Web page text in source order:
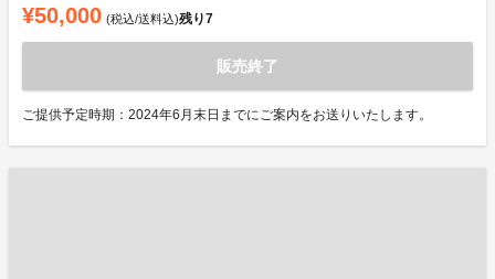
¥50,000 (税込/送料込)残り7
販売終了
ご提供予定時期：2024年6月末日までにご案内をお送りいたします。